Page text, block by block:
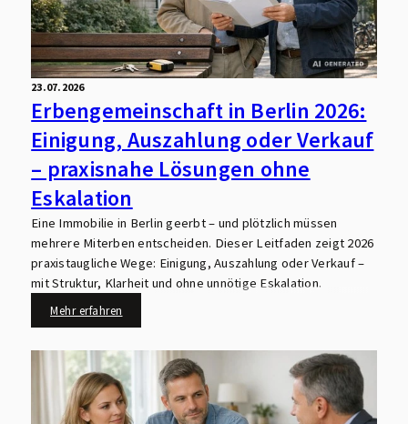
23.07.2026
Erbengemeinschaft in Berlin 2026:
Einigung, Auszahlung oder Verkauf
– praxisnahe Lösungen ohne
Eskalation
Eine Immobilie in Berlin geerbt – und plötzlich müssen
mehrere Miterben entscheiden. Dieser Leitfaden zeigt 2026
praxistaugliche Wege: Einigung, Auszahlung oder Verkauf –
mit Struktur, Klarheit und ohne unnötige Eskalation.
Mehr erfahren